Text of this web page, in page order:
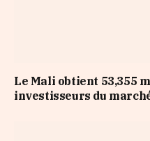
Le Mali obtient 53,355
investisseurs du